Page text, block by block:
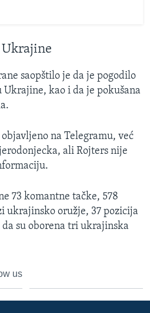
saopštilo je da je pogodilo
kao i da je pokušana
na Telegramu, već
ali Rojters nije
73 komantne tačke, 578
ukrajinsko oružje, 37 pozicija
su oborena tri ukrajinska
us